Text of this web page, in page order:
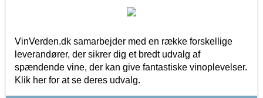
VinVerden.dk samarbejder med en række forskellige
leverandører, der sikrer dig et bredt udvalg af
spændende vine, der kan give fantastiske vinoplevelser.
Klik her for at se deres udvalg.